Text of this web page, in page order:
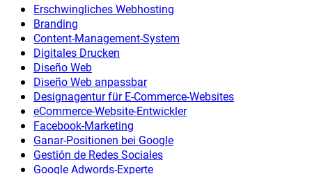
Erschwingliches Webhosting
Branding
Content-Management-System
Digitales Drucken
Diseño Web
Diseño Web anpassbar
Designagentur für E-Commerce-Websites
eCommerce-Website-Entwickler
Facebook-Marketing
Ganar-Positionen bei Google
Gestión de Redes Sociales
Google Adwords-Experte